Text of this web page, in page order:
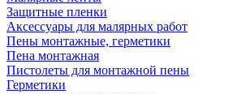
Защитные пленки
Аксессуары для малярных работ
Пены монтажные, герметики
Пена монтажная
Пистолеты для монтажной пены
Герметики